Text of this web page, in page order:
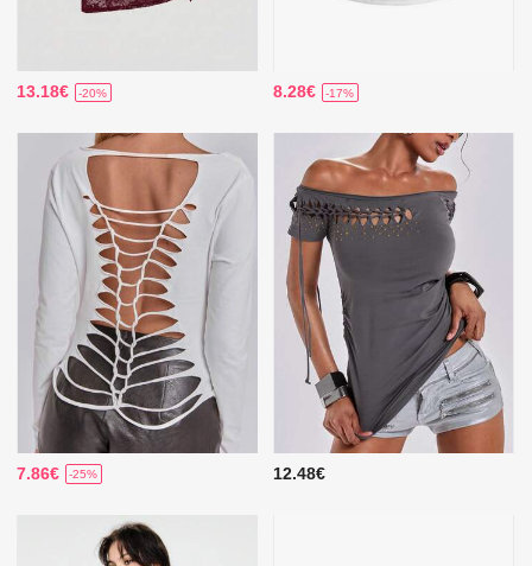
13.18€ -20% 8.28€ -17%
7.86€ -25% 12.48€